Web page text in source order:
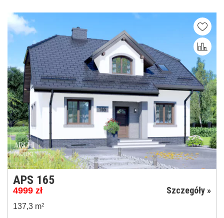
APS 165
4999 zł Szczegóły »
137,3 m2